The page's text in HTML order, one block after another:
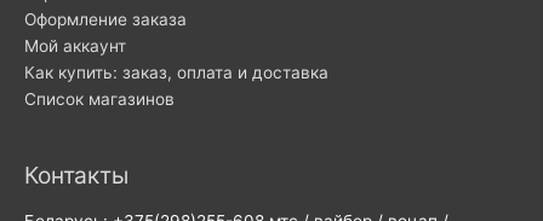
Оформление заказа
Мой аккаунт
Как купить: заказ, оплата и доставка
Список магазинов
Контакты